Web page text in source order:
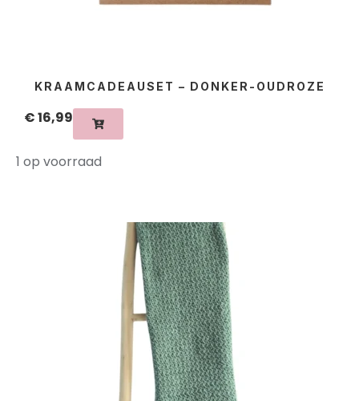
KRAAMCADEAUSET – DONKER-OUDROZE
€16,99
1 op voorraad